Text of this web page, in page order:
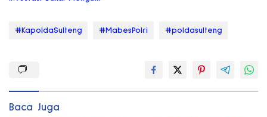
#KapoldaSulteng #MabesPolri #poldasulteng
Baca Juga